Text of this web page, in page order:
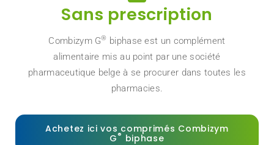
Sans prescription
Combizym G® biphase est un complément
alimentaire mis au point par une société
pharmaceutique belge à se procurer dans toutes les
pharmacies.
Achetez ici vos comprimés Combizym
G® biphase